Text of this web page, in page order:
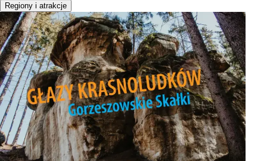
Regiony i atrakcje